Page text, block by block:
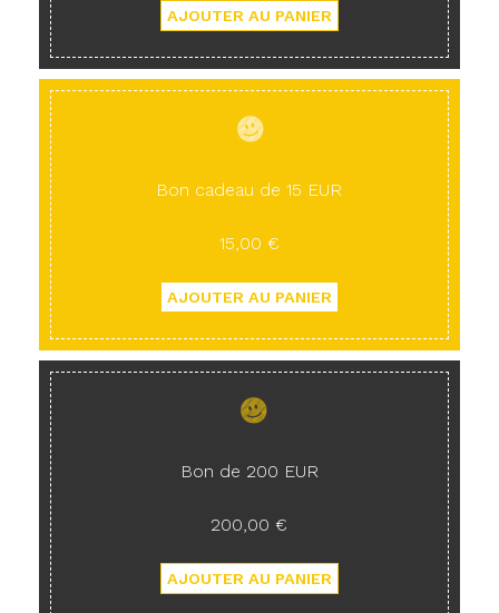
Bon cadeau de 15 EUR
15,00 €
Bon de 200 EUR
200,00 €